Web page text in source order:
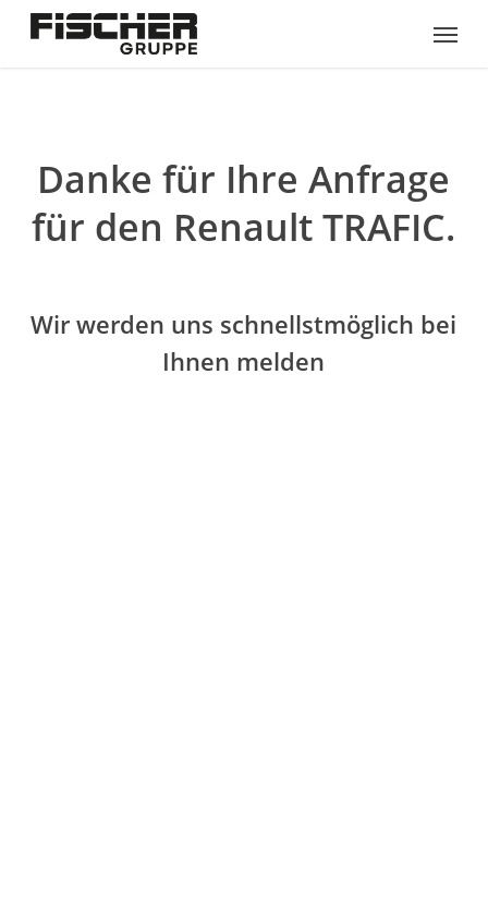
Menu
Danke für Ihre Anfrage
für den Renault TRAFIC.
Wir werden uns schnellstmöglich bei
Ihnen melden